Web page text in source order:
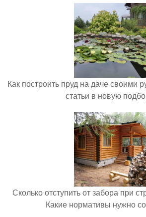
Как построить пруд на даче своими
статьи в новую
Сколько отступить от забора при
Какие нормативы нужно